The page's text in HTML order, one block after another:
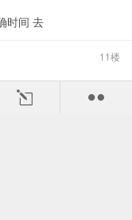
时间 去
11楼
l 